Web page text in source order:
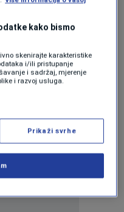
je iskusilo neki oblik
kako bismo
skenirajte karakteristike
i/ili pristupanje
i sadržaj, mjerenje
i razvoj usluga.
Prikaži svrhe